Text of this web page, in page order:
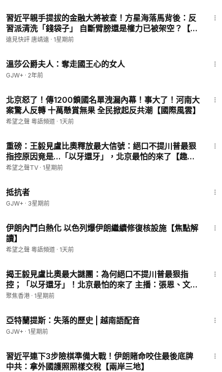
習近平親手提拔的金融大將被查！方星海落馬背後：反
習派清洗「錢袋子」 自斷臂膀還是權力已被架空？【每
日直播精華】遠見快評｜2026.07.25 @靖遠開講#美伊
遠見快評 唐靖遠 · 1星期前
溫莎公爵夫人：奪走國王心的女人
GJW+ · 2年前
北京怒了！傳1200鎖國名單洩漏內幕！事大了！河南大
案驚人反轉 十萬懸賞無果 全民掀起反共潮【國際風雲】
希望之聲 粵語頻道 · 1天前
重磅：王毅見盧比奧釋放最大信號：絕口不提川普最狠
指控原因竟是…「以牙還牙」，北京最怕的來了【趣談
天下事】
希望之聲TV · 1星期前
抵抗者
GJW+ · 3星期前
伊朗內鬥白熱化 以色列爆伊朗繼續修復核設施【焦點解
讀】
希望之聲 粵語頻道 · 1天前
揭王毅見盧比奧最大謎團：為何絕口不提川普最狠指
控；「以牙還牙」！北京最怕的來了 主播：張恩、文傑
【時事熱評】
聚焦香港 · 1星期前
亞特蘭提斯：失落的歷史 | 越南語配音
GJW+ · 1星期前
習近平連下3步險棋準備大戰！伊朗賭命咬住最後底牌
中共：拿外國護照照樣交稅【兩岸三地】